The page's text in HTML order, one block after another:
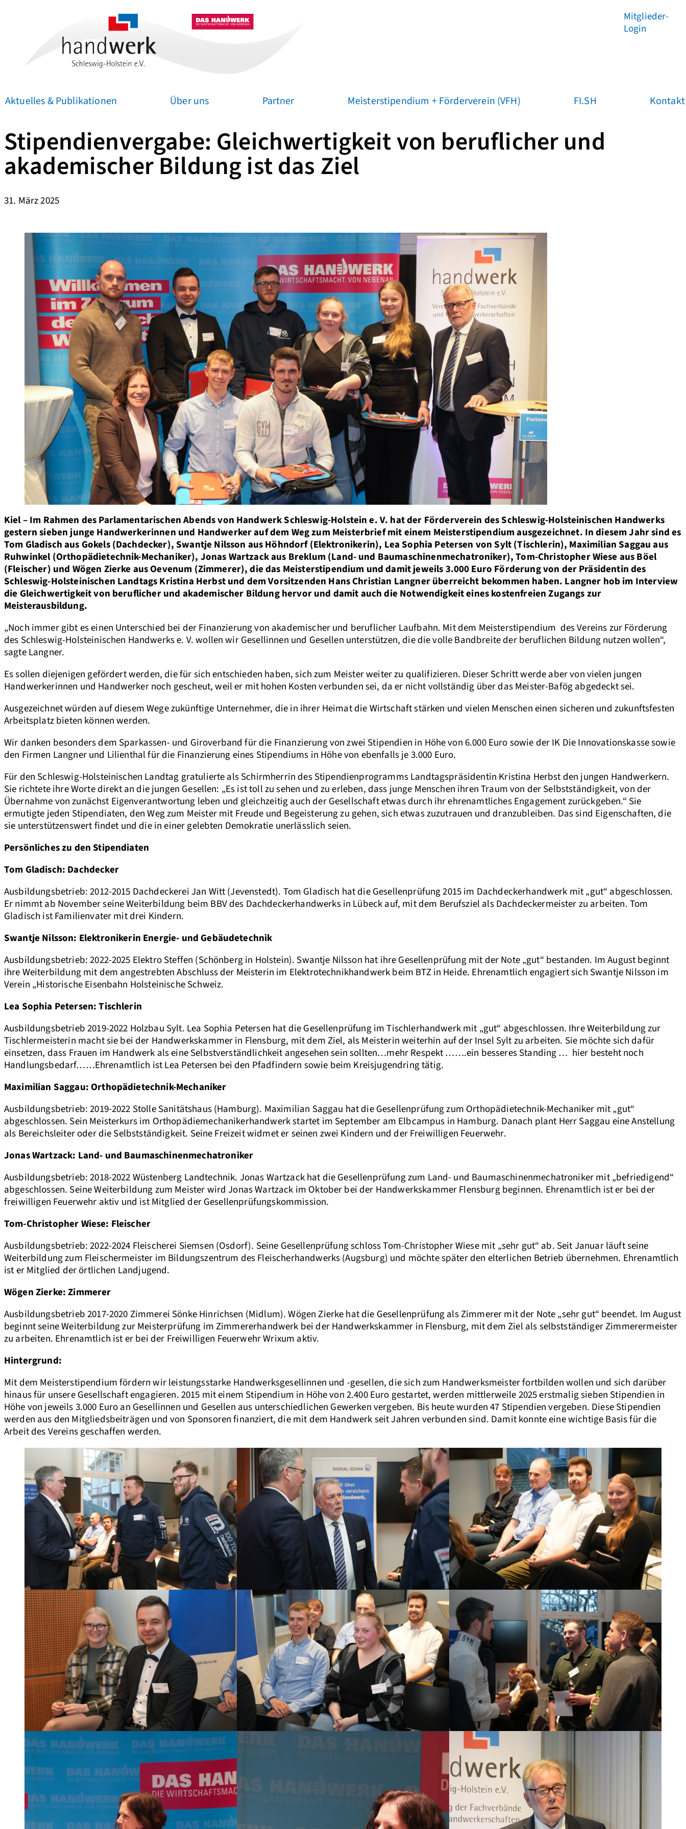
Zum
Inhalt
springen
Mitglieder-
Login
Aktuelles & Publikationen Über uns Partner Meisterstipendium + Förderverein (VFH) FI.SH Kontakt
Stipendienvergabe: Gleichwertigkeit von beruflicher und
akademischer Bildung ist das Ziel
31. März 2025
Kiel – Im Rahmen des Parlamentarischen Abends von Handwerk Schleswig-Holstein e. V. hat der Förderverein des Schleswig-Holsteinischen Handwerks
gestern sieben junge Handwerkerinnen und Handwerker auf dem Weg zum Meisterbrief mit einem Meisterstipendium ausgezeichnet. In diesem Jahr sind es
Tom Gladisch aus Gokels (Dachdecker), Swantje Nilsson aus Höhndorf (Elektronikerin), Lea Sophia Petersen von Sylt (Tischlerin), Maximilian Saggau aus
Ruhwinkel (Orthopädietechnik-Mechaniker), Jonas Wartzack aus Breklum (Land- und Baumaschinenmechatroniker), Tom-Christopher Wiese aus Böel
(Fleischer) und Wögen Zierke aus Oevenum (Zimmerer), die das Meisterstipendium und damit jeweils 3.000 Euro Förderung von der Präsidentin des
Schleswig-Holsteinischen Landtags Kristina Herbst und dem Vorsitzenden Hans Christian Langner überreicht bekommen haben. Langner hob im Interview
die Gleichwertigkeit von beruflicher und akademischer Bildung hervor und damit auch die Notwendigkeit eines kostenfreien Zugangs zur
Meisterausbildung.
„Noch immer gibt es einen Unterschied bei der Finanzierung von akademischer und beruflicher Laufbahn. Mit dem Meisterstipendium des Vereins zur Förderung
des Schleswig-Holsteinischen Handwerks e. V. wollen wir Gesellinnen und Gesellen unterstützen, die die volle Bandbreite der beruflichen Bildung nutzen wollen“,
sagte Langner.
Es sollen diejenigen gefördert werden, die für sich entschieden haben, sich zum Meister weiter zu qualifizieren. Dieser Schritt werde aber von vielen jungen
Handwerkerinnen und Handwerker noch gescheut, weil er mit hohen Kosten verbunden sei, da er nicht vollständig über das Meister-Bafög abgedeckt sei.
Ausgezeichnet würden auf diesem Wege zukünftige Unternehmer, die in ihrer Heimat die Wirtschaft stärken und vielen Menschen einen sicheren und zukunftsfesten
Arbeitsplatz bieten können werden.
Wir danken besonders dem Sparkassen- und Giroverband für die Finanzierung von zwei Stipendien in Höhe von 6.000 Euro sowie der IK Die Innovationskasse sowie
den Firmen Langner und Lilienthal für die Finanzierung eines Stipendiums in Höhe von ebenfalls je 3.000 Euro.
Für den Schleswig-Holsteinischen Landtag gratulierte als Schirmherrin des Stipendienprogramms Landtagspräsidentin Kristina Herbst den jungen Handwerkern.
Sie richtete ihre Worte direkt an die jungen Gesellen: „Es ist toll zu sehen und zu erleben, dass junge Menschen ihren Traum von der Selbstständigkeit, von der
Übernahme von zunächst Eigenverantwortung leben und gleichzeitig auch der Gesellschaft etwas durch ihr ehrenamtliches Engagement zurückgeben.“ Sie
ermutigte jeden Stipendiaten, den Weg zum Meister mit Freude und Begeisterung zu gehen, sich etwas zuzutrauen und dranzubleiben. Das sind Eigenschaften, die
sie unterstützenswert findet und die in einer gelebten Demokratie unerlässlich seien.
Persönliches zu den Stipendiaten
Tom Gladisch: Dachdecker
Ausbildungsbetrieb: 2012-2015 Dachdeckerei Jan Witt (Jevenstedt). Tom Gladisch hat die Gesellenprüfung 2015 im Dachdeckerhandwerk mit „gut“ abgeschlossen.
Er nimmt ab November seine Weiterbildung beim BBV des Dachdeckerhandwerks in Lübeck auf, mit dem Berufsziel als Dachdeckermeister zu arbeiten. Tom
Gladisch ist Familienvater mit drei Kindern.
Swantje Nilsson: Elektronikerin Energie- und Gebäudetechnik
Ausbildungsbetrieb: 2022-2025 Elektro Steffen (Schönberg in Holstein). Swantje Nilsson hat ihre Gesellenprüfung mit der Note „gut“ bestanden. Im August beginnt
ihre Weiterbildung mit dem angestrebten Abschluss der Meisterin im Elektrotechnikhandwerk beim BTZ in Heide. Ehrenamtlich engagiert sich Swantje Nilsson im
Verein „Historische Eisenbahn Holsteinische Schweiz.
Lea Sophia Petersen: Tischlerin
Ausbildungsbetrieb 2019-2022 Holzbau Sylt. Lea Sophia Petersen hat die Gesellenprüfung im Tischlerhandwerk mit „gut“ abgeschlossen. Ihre Weiterbildung zur
Tischlermeisterin macht sie bei der Handwerkskammer in Flensburg, mit dem Ziel, als Meisterin weiterhin auf der Insel Sylt zu arbeiten. Sie möchte sich dafür
einsetzen, dass Frauen im Handwerk als eine Selbstverständlichkeit angesehen sein sollten…mehr Respekt …….ein besseres Standing … hier besteht noch
Handlungsbedarf……Ehrenamtlich ist Lea Petersen bei den Pfadfindern sowie beim Kreisjugendring tätig.
Maximilian Saggau: Orthopädietechnik-Mechaniker
Ausbildungsbetrieb: 2019-2022 Stolle Sanitätshaus (Hamburg). Maximilian Saggau hat die Gesellenprüfung zum Orthopädietechnik-Mechaniker mit „gut“
abgeschlossen. Sein Meisterkurs im Orthopädiemechanikerhandwerk startet im September am Elbcampus in Hamburg. Danach plant Herr Saggau eine Anstellung
als Bereichsleiter oder die Selbstständigkeit. Seine Freizeit widmet er seinen zwei Kindern und der Freiwilligen Feuerwehr.
JonasWartzack: Land- und Baumaschinenmechatroniker
Ausbildungsbetrieb: 2018-2022 Wüstenberg Landtechnik. Jonas Wartzack hat die Gesellenprüfung zum Land- und Baumaschinenmechatroniker mit „befriedigend“
abgeschlossen. Seine Weiterbildung zum Meister wird Jonas Wartzack im Oktober bei der Handwerkskammer Flensburg beginnen. Ehrenamtlich ist er bei der
freiwilligen Feuerwehr aktiv und ist Mitglied der Gesellenprüfungskommission.
Tom-Christopher Wiese: Fleischer
Ausbildungsbetrieb: 2022-2024 Fleischerei Siemsen (Osdorf). Seine Gesellenprüfung schloss Tom-Christopher Wiese mit „sehr gut“ ab. Seit Januar läuft seine
Weiterbildung zum Fleischermeister im Bildungszentrum des Fleischerhandwerks (Augsburg) und möchte später den elterlichen Betrieb übernehmen. Ehrenamtlich
ist er Mitglied der örtlichen Landjugend.
WögenZierke: Zimmerer
Ausbildungsbetrieb 2017-2020 Zimmerei Sönke Hinrichsen (Midlum). Wögen Zierke hat die Gesellenprüfung als Zimmerer mit der Note „sehr gut“ beendet. Im August
beginnt seine Weiterbildung zur Meisterprüfung im Zimmererhandwerk bei der Handwerkskammer in Flensburg, mit dem Ziel als selbstständiger Zimmerermeister
zu arbeiten. Ehrenamtlich ist er bei der Freiwilligen Feuerwehr Wrixum aktiv.
Hintergrund:
Mit dem Meisterstipendium fördern wir leistungsstarke Handwerksgesellinnen und -gesellen, die sich zum Handwerksmeister fortbilden wollen und sich darüber
hinaus für unsere Gesellschaft engagieren. 2015 mit einem Stipendium in Höhe von 2.400 Euro gestartet, werden mittlerweile 2025 erstmalig sieben Stipendien in
Höhe von jeweils 3.000 Euro an Gesellinnen und Gesellen aus unterschiedlichen Gewerken vergeben. Bis heute wurden 47 Stipendien vergeben. Diese Stipendien
werden aus den Mitgliedsbeiträgen und von Sponsoren finanziert, die mit dem Handwerk seit Jahren verbunden sind. Damit konnte eine wichtige Basis für die
Arbeit des Vereins geschaffen werden.